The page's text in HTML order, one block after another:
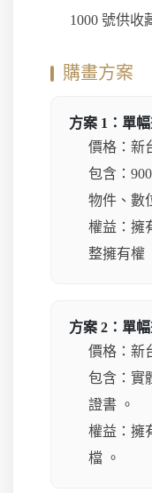
1000 號供收
購畫方案
方案 1：單
價格：新
包含：
物件、數
權益：擁
整擁有權
方案 2：單
價格：新
包含：實
證書 。
權益：擁
檔 。